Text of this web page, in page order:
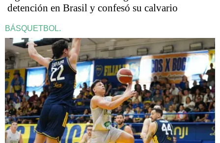
detención en Brasil y confesó su calvario
BÁSQUETBOL.